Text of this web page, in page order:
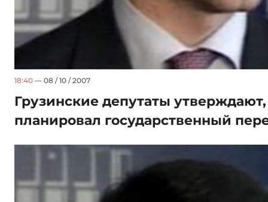
18:40 — 08 / 10 / 2007
Грузинские депутаты
планировал государственный